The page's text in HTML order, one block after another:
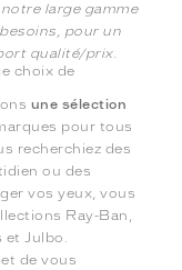
large gamme
pour un
qualité/prix.
choix de
une sélection
pour tous
recherchiez des
ou des
vos yeux, vous
Ray-Ban,
et Julbo.
de vous